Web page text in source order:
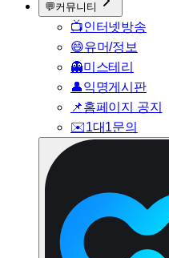
💬커뮤니티
📺인터넷방송
😄유머/정보
👻미스테리
👤익명게시판
📌홈페이지 공지
✉️1대1문의